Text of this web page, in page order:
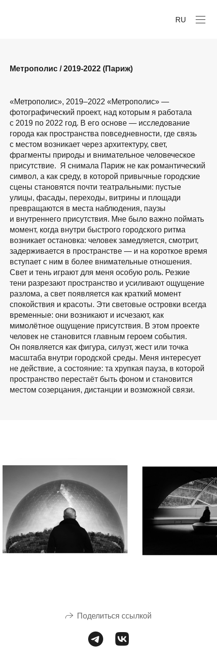
RU
Метрополис / 2019-2022 (Париж)
«Метрополис», 2019–2022 «Метрополис» —
фотографический проект, над которым я работала
с 2019 по 2022 год. В его основе — исследование
города как пространства повседневности, где связь
с местом возникает через архитектуру, свет,
фрагменты природы и внимательное человеческое
присутствие. Я снимала Париж не как романтический
символ, а как среду, в которой привычные городские
сцены становятся почти театральными: пустые
улицы, фасады, переходы, витрины и площади
превращаются в места наблюдения, паузы
и внутреннего присутствия. Мне было важно поймать
момент, когда внутри быстрого городского ритма
возникает остановка: человек замедляется, смотрит,
задерживается в пространстве — и на короткое время
вступает с ним в более внимательные отношения.
Свет и тень играют для меня особую роль. Резкие
тени разрезают пространство и усиливают ощущение
разлома, а свет появляется как краткий момент
спокойствия и красоты. Эти световые островки всегда
временные: они возникают и исчезают, как
мимолётное ощущение присутствия. В этом проекте
человек не становится главным героем события.
Он появляется как фигура, силуэт, жест или точка
масштаба внутри городской среды. Меня интересует
не действие, а состояние: та хрупкая пауза, в которой
пространство перестаёт быть фоном и становится
местом созерцания, дистанции и возможной связи.
Поделиться ссылкой